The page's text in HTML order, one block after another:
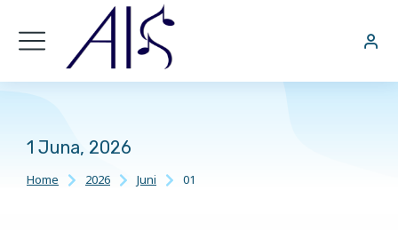
1 Juna, 2026
You are here:
Home 2026 Juni 01